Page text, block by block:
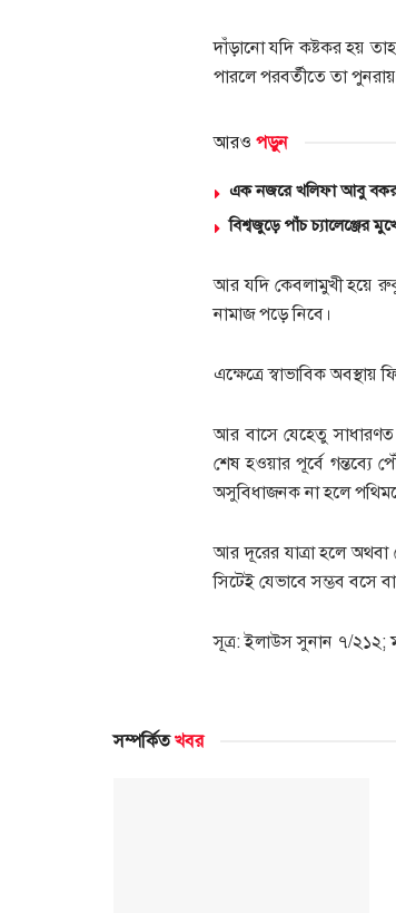
দাঁড়ানো যদি কষ্টকর হয়
পারলে পরবর্তীতে তা
আরও পড়ুন
এক নজরে খলিফা আবু
বিশ্বজুড়ে পাঁচ চ্যালেঞ্জের
আর যদি কেবলামুখী হয়ে
নামাজ পড়ে নিবে।
এক্ষেত্রে স্বাভাবিক
আর বাসে যেহেতু সাধারণত
শেষ হওয়ার পূর্বে গন্তব্যে
অসুবিধাজনক না হলে
আর দূরের যাত্রা হলে অথবা
সিটেই যেভাবে সম্ভব বসে
সূত্র: ইলাউস সুনান ৭/
সম্পর্কিতখবর